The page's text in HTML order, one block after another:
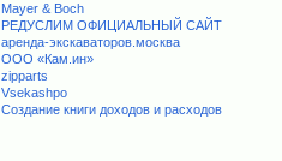
Mayer & Boch
РЕДУСЛИМ ОФИЦИАЛЬНЫЙ САЙТ
аренда-экскаваторов.москва
ООО «Кам.ин»
zipparts
Vsekashpo
Создание книги доходов и расходов